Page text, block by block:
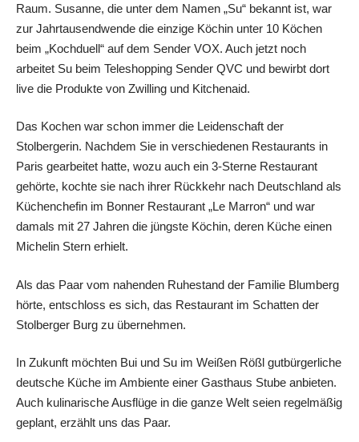
Raum. Susanne, die unter dem Namen „Su“ bekannt ist, war
zur Jahrtausendwende die einzige Köchin unter 10 Köchen
beim „Kochduell“ auf dem Sender VOX. Auch jetzt noch
arbeitet Su beim Teleshopping Sender QVC und bewirbt dort
live die Produkte von Zwilling und Kitchenaid.
Das Kochen war schon immer die Leidenschaft der
Stolbergerin. Nachdem Sie in verschiedenen Restaurants in
Paris gearbeitet hatte, wozu auch ein 3-Sterne Restaurant
gehörte, kochte sie nach ihrer Rückkehr nach Deutschland als
Küchenchefin im Bonner Restaurant „Le Marron“ und war
damals mit 27 Jahren die jüngste Köchin, deren Küche einen
Michelin Stern erhielt.
Als das Paar vom nahenden Ruhestand der Familie Blumberg
hörte, entschloss es sich, das Restaurant im Schatten der
Stolberger Burg zu übernehmen.
In Zukunft möchten Bui und Su im Weißen Rößl gutbürgerliche
deutsche Küche im Ambiente einer Gasthaus Stube anbieten.
Auch kulinarische Ausflüge in die ganze Welt seien regelmäßig
geplant, erzählt uns das Paar.